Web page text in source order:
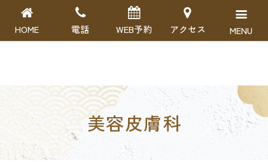
四日市かすみクリニック
美容皮膚科
HOME 電話 WEB予約 アクセス